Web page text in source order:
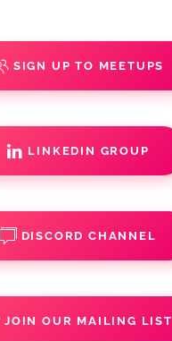
SIGN UP TO MEETUPS
LINKEDIN GROUP
DISCORD CHANNEL
JOIN OUR MAILING LIST